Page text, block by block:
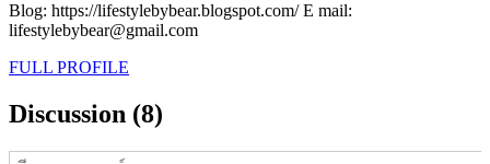
Blog: https://lifestylebybear.blogspot.com/ E mail:
lifestylebybear@gmail.com
FULL PROFILE
Discussion (8)